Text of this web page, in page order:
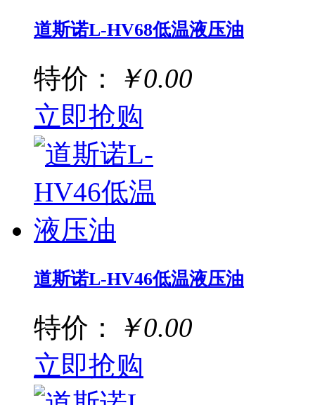
道斯诺L-HV68低温液压油
特价：
￥0.00
立即抢购
道斯诺L-HV46低温液压油
特价：
￥0.00
立即抢购